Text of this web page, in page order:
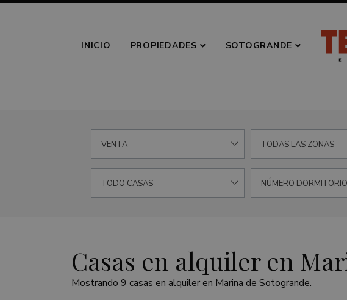
INICIO PROPIEDADES SOTOGRANDE
VENTA TODAS LAS ZONAS
TODO CASAS NÚMERO
Casas en alquiler en
Mostrando 9 casas en alquiler en Marina de Sotogrande.